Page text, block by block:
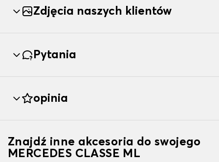
Zdjęcia naszych klientów
Pytania
opinia
Znajdź inne akcesoria do swojego
MERCEDES CLASSE ML